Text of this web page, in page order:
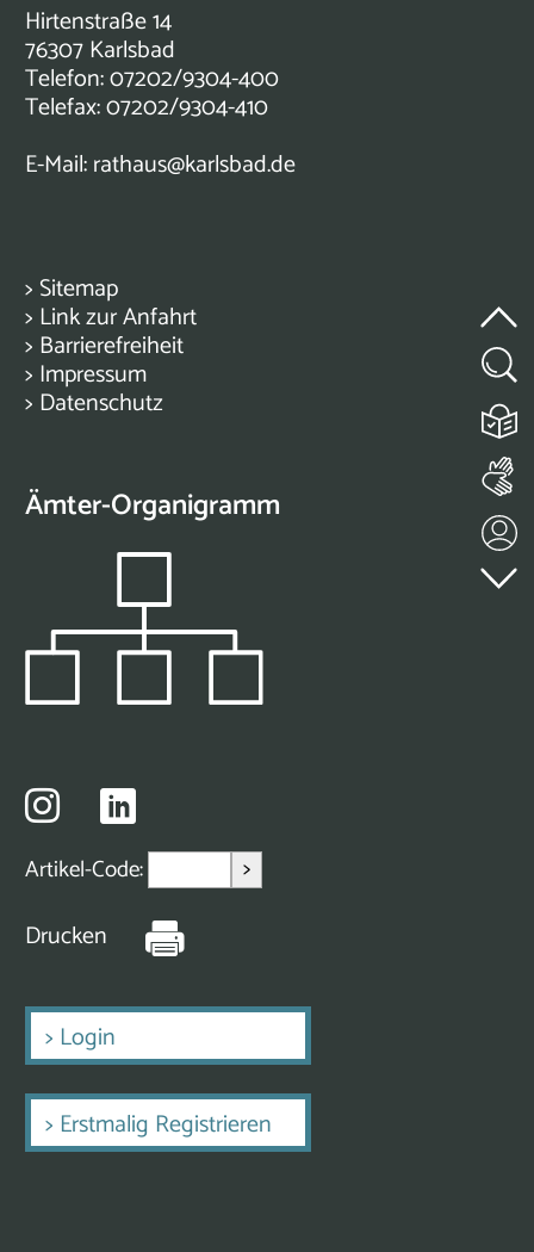
Hirtenstraße 14
76307 Karlsbad
Telefon: 07202/9304-400
Telefax: 07202/9304-410
E-Mail:rathaus@karlsbad.de
> Sitemap
> Link zur Anfahrt
> Barrierefreiheit
> Impressum
> Datenschutz
Ämter-Organigramm
Artikel-Code: >
Drucken
> Login
> Erstmalig Registrieren